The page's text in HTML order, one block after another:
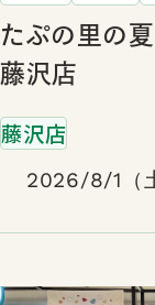
たぷの里の
藤沢店
藤沢店
2026/8/1（